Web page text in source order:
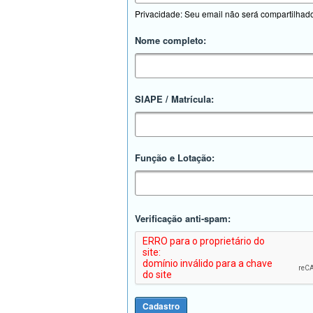
Privacidade: Seu email não será
Nome completo:
SIAPE / Matrícula:
Função e Lotação:
Verificação anti-spam: